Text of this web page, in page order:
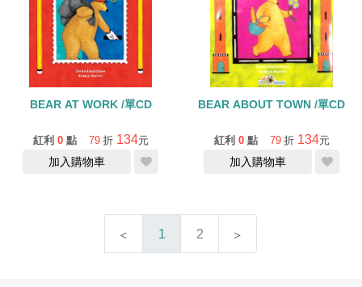
BEAR AT WORK /單CD
紅利 0 點 79 折 134元
加入購物車
BEAR ABOUT TOWN /單CD
紅利 0 點 79 折 134元
加入購物車
1 2